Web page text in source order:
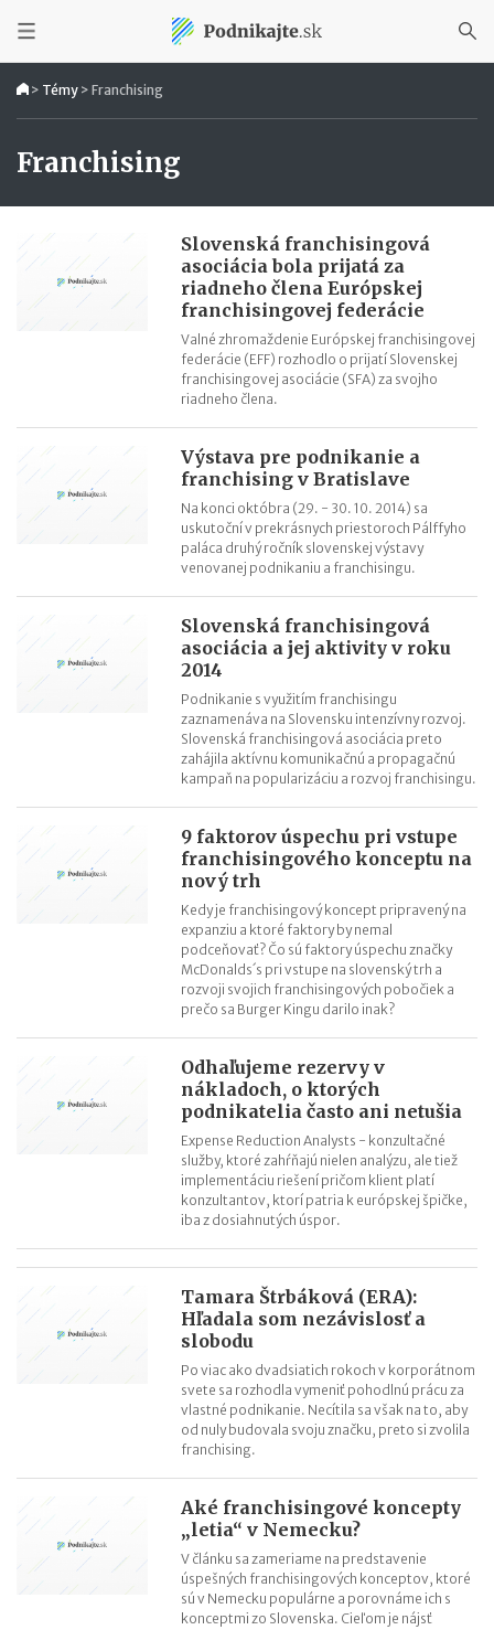
> Témy > Franchising
Franchising
Slovenská franchisingová
asociácia bola prijatá za
riadneho člena Európskej
franchisingovej federácie
Valné zhromaždenie Európskej franchisingovej
federácie (EFF) rozhodlo o prijatí Slovenskej
franchisingovej asociácie (SFA) za svojho
riadneho člena.
Výstava pre podnikanie a
franchising v Bratislave
Na konci októbra (29. - 30. 10. 2014) sa
uskutoční v prekrásnych priestoroch Pálffyho
paláca druhý ročník slovenskej výstavy
venovanej podnikaniu a franchisingu.
Slovenská franchisingová
asociácia a jej aktivity v roku
2014
Podnikanie s využitím franchisingu
zaznamenáva na Slovensku intenzívny rozvoj.
Slovenská franchisingová asociácia preto
zahájila aktívnu komunikačnú a propagačnú
kampaň na popularizáciu a rozvoj franchisingu.
9 faktorov úspechu pri vstupe
franchisingového konceptu na
nový trh
Kedy je franchisingový koncept pripravený na
expanziu a ktoré faktory by nemal
podceňovať? Čo sú faktory úspechu značky
McDonalds´s pri vstupe na slovenský trh a
rozvoji svojich franchisingových pobočiek a
prečo sa Burger Kingu darilo inak?
Odhaľujeme rezervy v
nákladoch, o ktorých
podnikatelia často ani netušia
Expense Reduction Analysts - konzultačné
služby, ktoré zahŕňajú nielen analýzu, ale tiež
implementáciu riešení pričom klient platí
konzultantov, ktorí patria k európskej špičke,
iba z dosiahnutých úspor.
Tamara Štrbáková (ERA):
Hľadala som nezávislosť a
slobodu
Po viac ako dvadsiatich rokoch v korporátnom
svete sa rozhodla vymeniť pohodlnú prácu za
vlastné podnikanie. Necítila sa však na to, aby
od nuly budovala svoju značku, preto si zvolila
franchising.
Aké franchisingové koncepty
„letia“ v Nemecku?
V článku sa zameriame na predstavenie
úspešných franchisingových konceptov, ktoré
sú v Nemecku populárne a porovnáme ich s
konceptmi zo Slovenska. Cieľom je nájsť